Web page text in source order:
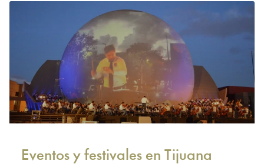
Eventos y festivales en Tijuana